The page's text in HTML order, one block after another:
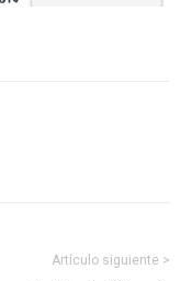
Artículo siguiente >